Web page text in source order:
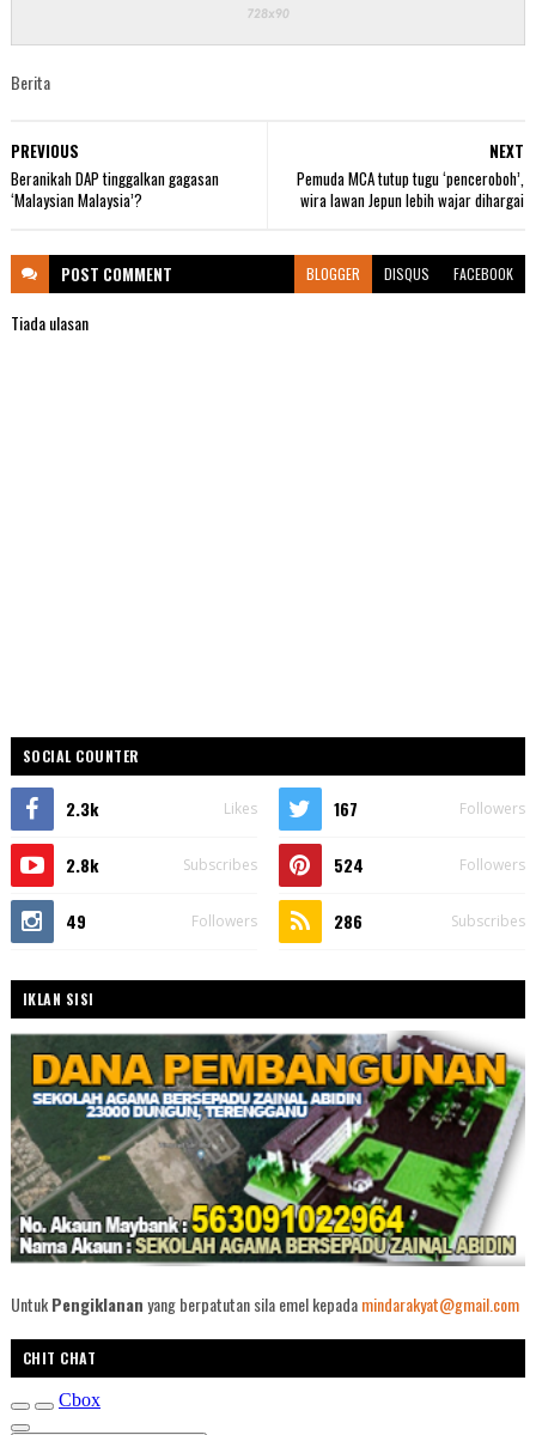
Berita
NEXT
Pemuda MCA tutup tugu ‘penceroboh’,
wira lawan Jepun lebih wajar dihargai
PREVIOUS
Beranikah DAP tinggalkan gagasan
‘Malaysian Malaysia’?
POST COMMENT BLOGGER DISQUS FACEBOOK
Tiada ulasan
SOCIAL COUNTER
2.3k Likes 167 Followers
2.8k Subscribes 524 Followers
49 Followers 286 Subscribes
IKLAN SISI
UntukPengiklananyang berpatutan sila emel kepadamindarakyat@gmail.com
CHIT CHAT